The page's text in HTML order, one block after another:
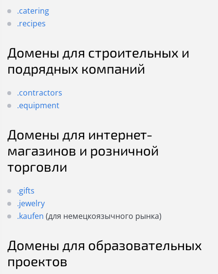
.catering
.recipes
Домены для строительных и
подрядных компаний
.contractors
.equipment
Домены для интернет-
магазинов и розничной
торговли
.gifts
.jewelry
.kaufen (для немецкоязычного рынка)
Домены для образовательных
проектов